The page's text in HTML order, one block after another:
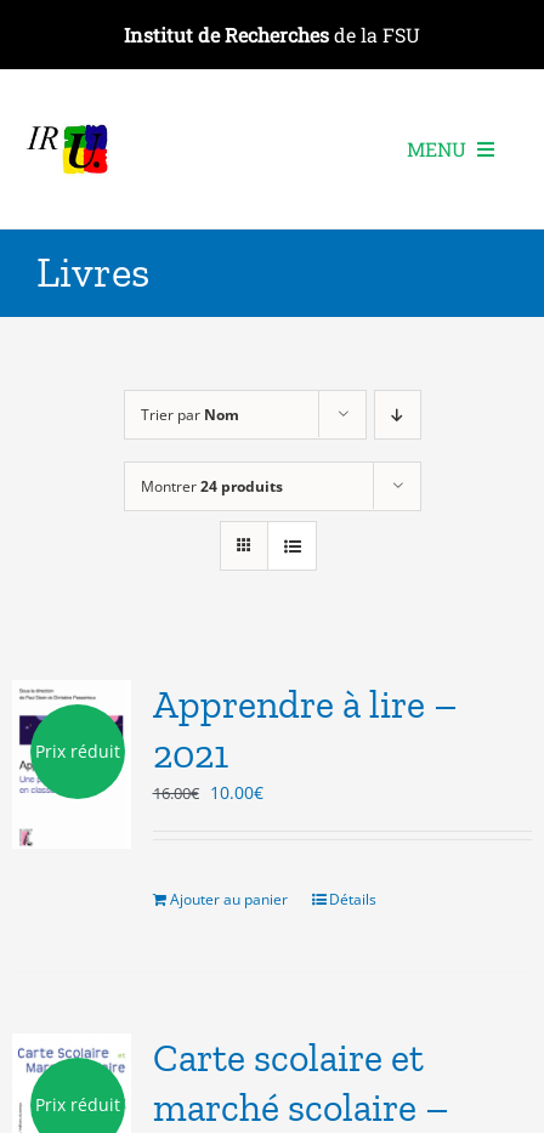
contenu
Institut de Recherchesde la FSU
MENU
Les recherches
Les événements
Livres
Trier par Nom
Montrer24 produits
Prix réduit
Apprendre à lire –
2021
16.00€ Le
16.00€.
10.00€Le
10.00€.
Ajouter au panier Détails
Prix réduit
Carte scolaire et
marché scolaire –